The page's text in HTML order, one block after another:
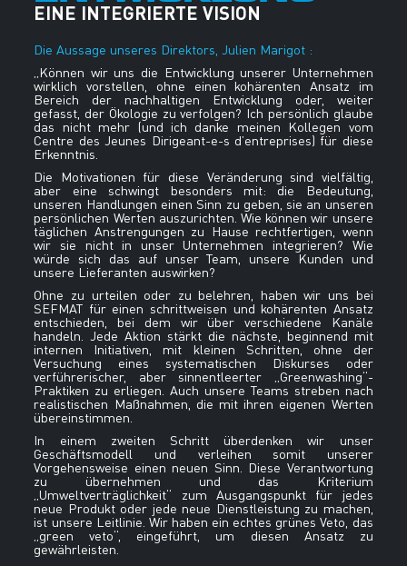
EINE INTEGRIERTE VISION
Die Aussage unseres Direktors, Julien Marigot :
„Können wir uns die Entwicklung unserer Unternehmen
wirklich vorstellen, ohne einen kohärenten Ansatz im
Bereich der nachhaltigen Entwicklung oder, weiter
gefasst, der Ökologie zu verfolgen? Ich persönlich glaube
das nicht mehr (und ich danke meinen Kollegen vom
Centre des Jeunes Dirigeant-e-s d’entreprises) für diese
Erkenntnis.
Die Motivationen für diese Veränderung sind vielfältig,
aber eine schwingt besonders mit: die Bedeutung,
unseren Handlungen einen Sinn zu geben, sie an unseren
persönlichen Werten auszurichten. Wie können wir unsere
täglichen Anstrengungen zu Hause rechtfertigen, wenn
wir sie nicht in unser Unternehmen integrieren? Wie
würde sich das auf unser Team, unsere Kunden und
unsere Lieferanten auswirken?
Ohne zu urteilen oder zu belehren, haben wir uns bei
SEFMAT für einen schrittweisen und kohärenten Ansatz
entschieden, bei dem wir über verschiedene Kanäle
handeln. Jede Aktion stärkt die nächste, beginnend mit
internen Initiativen, mit kleinen Schritten, ohne der
Versuchung eines systematischen Diskurses oder
verführerischer, aber sinnentleerter „Greenwashing“-
Praktiken zu erliegen. Auch unsere Teams streben nach
realistischen Maßnahmen, die mit ihren eigenen Werten
übereinstimmen.
In einem zweiten Schritt überdenken wir unser
Geschäftsmodell und verleihen somit unserer
Vorgehensweise einen neuen Sinn. Diese Verantwortung
zu übernehmen und das Kriterium
„Umweltverträglichkeit“ zum Ausgangspunkt für jedes
neue Produkt oder jede neue Dienstleistung zu machen,
ist unsere Leitlinie. Wir haben ein echtes grünes Veto, das
„green veto“, eingeführt, um diesen Ansatz zu
gewährleisten.